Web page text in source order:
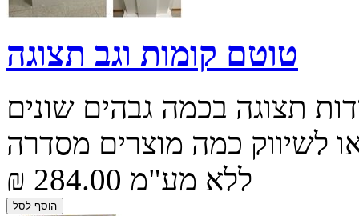
טוטם קומות וגב תצוגה
תצוגה בכמה גבהים שונים
לשיווק כמה מוצרים מסדרה
₪ 284.00 ללא מע"מ